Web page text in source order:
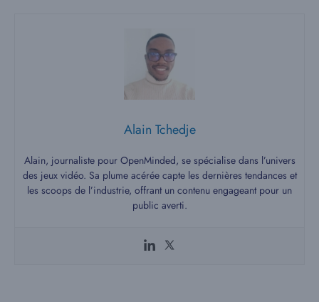
Alain Tchedje
Alain, journaliste pour OpenMinded, se spécialise dans l’univers
des jeux vidéo. Sa plume acérée capte les dernières tendances et
les scoops de l’industrie, offrant un contenu engageant pour un
public averti.